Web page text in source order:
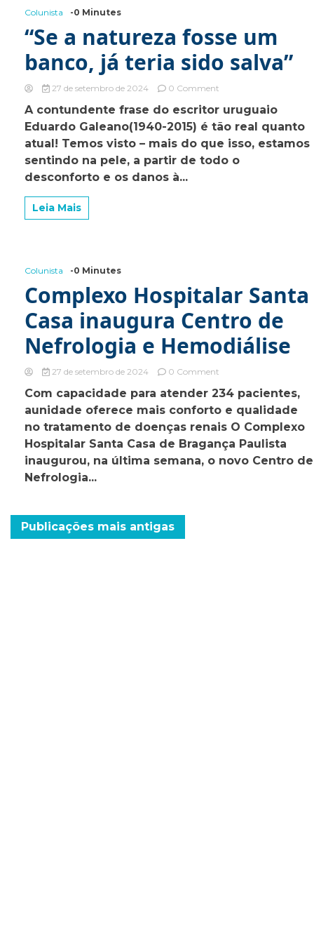
Colunista -0 Minutes
“Se a natureza fosse um
banco, já teria sido salva”
27 de setembro de 2024 0 Commenton
a
natureza
fosse
um
banco,
A contundente frase do escritor uruguaio
Eduardo Galeano(1940-2015) é tão real quanto
atual! Temos visto – mais do que isso, estamos
sentindo na pele, a partir de todo o
desconforto e os danos à...
Leia Mais
Colunista -0 Minutes
Complexo Hospitalar Santa
Casa inaugura Centro de
Nefrologia e Hemodiálise
27 de setembro de 2024 0 Commenton
Hospitalar
Santa
Casa
inaugura
Centro
de
Com capacidade para atender 234 pacientes,
aunidade oferece mais conforto e qualidade
no tratamento de doenças renais O Complexo
Hospitalar Santa Casa de Bragança Paulista
inaugurou, na última semana, o novo Centro de
Nefrologia...
Navegação
Publicações mais antigas